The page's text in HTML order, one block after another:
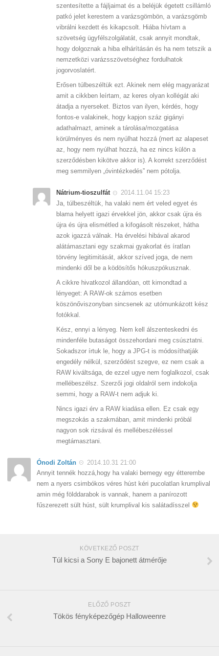
szentesítette a fájljaimat és a beléjük égetett csillámló
patkó jelet kerestem a varázsgömbön, a varázsgömb
vibrálni kezdett és kikapcsolt. Hiába hívtam a
szövetség ügyfélszolgálatát, csak annyit mondtak,
hogy dolgoznak a hiba elhárításán és ha nem tetszik a
nemzetközi varázsszövetséghez fordulhatok
jogorvoslatért.
Erősen túlbeszéltük ezt. Akinek nem elég magyarázat
amit a cikkben leírtam, az keres olyan kollégát aki
átadja a nyerseket. Biztos van ilyen, kérdés, hogy
fontos-e valakinek, hogy kapjon száz gigányi
adathalmazt, aminek a tárolása/mozgatása
körülményes és nem nyúlhat hozzá (mert az alapeset
az, hogy nem nyúlhat hozzá, ha ez nincs külön a
szerződésben kikötve akkor is). A korrekt szerződést
meg semmilyen „óvintézkedés” nem pótolja.
Nátrium-tioszulfát
2014.11.04 15:23
Ja, túlbeszéltük, ha valaki nem ért veled egyet és
blama helyett igazi érvekkel jön, akkor csak újra és
újra és újra elismétled a kifogásolt részeket, hátha
azok igazzá válnak. Ha érvelési hibával akarod
alátámasztani egy szakmai gyakorlat és íratlan
törvény legitimitását, akkor szíved joga, de nem
mindenki dől be a ködösítős hókuszpókusznak.
A cikkre hivatkozol állandóan, ott kimondtad a
lényeget: A RAW-ok számos esetben
köszönőviszonyban sincsenek az utómunkázott kész
fotókkal.
Kész, ennyi a lényeg. Nem kell álszenteskedni és
mindenféle butaságot összehordani meg csúsztatni.
Sokadszor írtuk le, hogy a JPG-t is módosíthatják
engedély nélkül, szerződést szegve, ez nem csak a
RAW kiváltsága, de ezzel ugye nem foglalkozol, csak
mellébeszélsz. Szerzői jogi oldalról sem indokolja
semmi, hogy a RAW-t nem adjuk ki.
Nincs igazi érv a RAW kiadása ellen. Ez csak egy
megszokás a szakmában, amit mindenki próbál
nagyon sok rizsával és mellébeszéléssel
megtámasztani.
Ónodi Zoltán
2014.10.31 21:00
Annyit tennék hozzá,hogy ha valaki bemegy egy étterembe
nem a nyers csimbókos véres húst kéri pucolatlan krumplival
amin még földdarabok is vannak, hanem a panírozott
fűszerezett sült húst, sült krumplival kis salátadísszel
KÖVETKEZŐ POSZT
Túl kicsi a Sony E bajonett átmérője
ELŐZŐ POSZT
Tökös fényképezőgép Halloweenre